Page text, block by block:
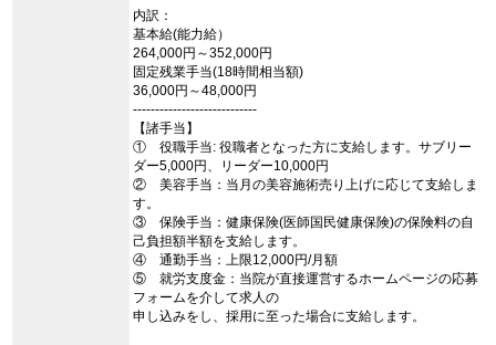
内訳：
基本給(能力給）
264,000円～352,000円
固定残業手当(18時間相当額)
36,000円～48,000円
----------------------------
【諸手当】
① 役職手当: 役職者となった方に支給します。サブリー
ダー5,000円、リーダー10,000円
② 美容手当：当月の美容施術売り上げに応じて支給しま
す。
③ 保険手当：健康保険(医師国民健康保険)の保険料の自
己負担額半額を支給します。
④ 通勤手当：上限12,000円/月額
⑤ 就労支度金：当院が直接運営するホームページの応募
フォームを介して求人の
申し込みをし、採用に至った場合に支給します。